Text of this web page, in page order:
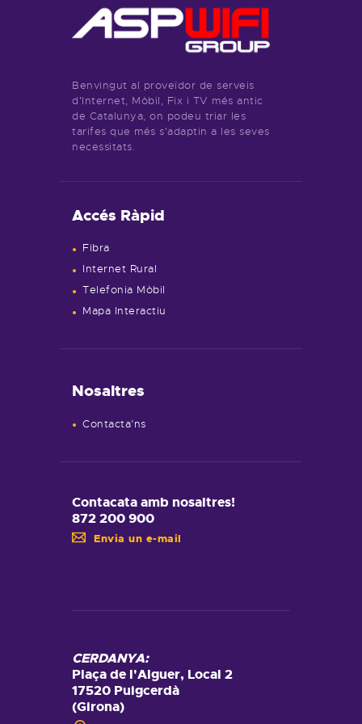
Benvingut al proveïdor de serveis
d'Internet, Mòbil, Fix i TV més antic
de Catalunya, on podeu triar les
tarifes que més s'adaptin a les seves
necessitats.
Accés Ràpid
Fibra
Internet Rural
Telefonia Mòbil
Mapa Interactiu
Nosaltres
Contacta’ns
Contacata amb nosaltres!
872 200 900
Envia un e-mail
CERDANYA:
Plaça de l'Alguer, Local 2
17520 Puigcerdà
(Girona)